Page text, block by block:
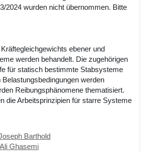
2024 wurden nicht übernommen. Bitte
ebener und
werden behandelt. Die zugehörigen
für statisch bestimmte Stabsysteme
werden
Reibungsphänomene thematisiert.
die Arbeitsprinzipien für starre Systeme
Barthold
Ghasemi